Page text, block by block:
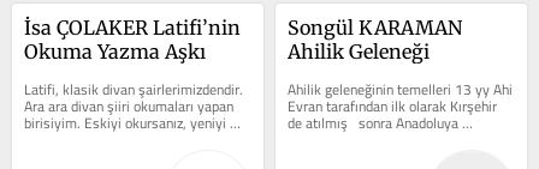
İsa ÇOLAKER Latifi’nin
Okuma Yazma Aşkı
Latifi, klasik divan şairlerimizdendir.
Ara ara divan şiiri okumaları yapan
birisiyim. Eskiyi okursanız, yeniyi
anlamakta güçlük çekmezsiniz....
Songül KARAMAN
Ahilik Geleneği
Ahilik geleneğinin temelleri 13 yy Ahi
Evran tarafından ilk olarak Kırşehir
de atılmış   sonra Anadoluya
yayılmıştır. Selçuklu ve...